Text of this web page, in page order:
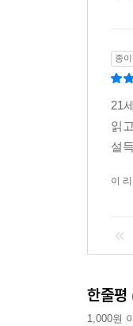
종
21
읽
설
이
한줄평
1,000원